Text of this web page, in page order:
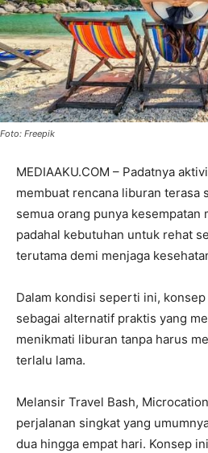
Foto: Freepik
MEDIAAKU.COM – Padatnya
membuat rencana liburan terasa
semua orang punya kesempatan
padahal kebutuhan untuk rehat
terutama demi menjaga
Dalam kondisi seperti ini,
sebagai alternatif praktis yang
menikmati liburan tanpa harus
terlalu lama.
Melansir Travel Bash,
perjalanan singkat yang
dua hingga empat hari. Konsep